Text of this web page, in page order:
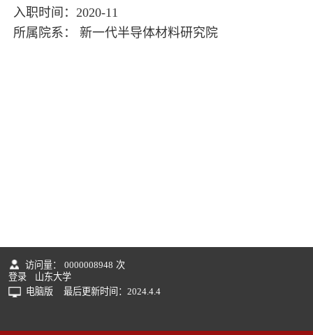
入职时间：2020-11
所属院系： 新一代半导体材料研究院
访问量： 0000008948 次
登录
山东大学
电脑版
最后更新时间： 2024.4.4